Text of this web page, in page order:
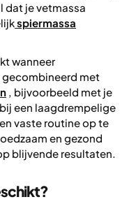
dat je vetmassa
spiermassa
wanneer
met
, bijvoorbeeld met je
een laagdrempelige
vaste routine op te
en gezond
blijvende resultaten.